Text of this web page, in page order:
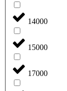
14000
15000
17000